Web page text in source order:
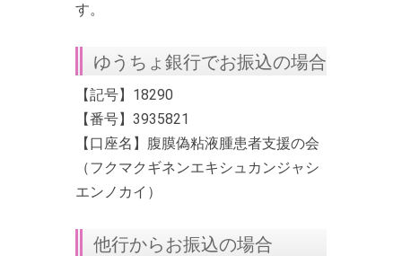
す。
ゆうちょ銀行でお振込の場合
【記号】18290
【番号】3935821
【口座名】腹膜偽粘液腫患者支援の会
（フクマクギネンエキシュカンジャシ
エンノカイ）
他行からお振込の場合